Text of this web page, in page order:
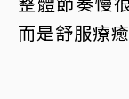
而是舒服療